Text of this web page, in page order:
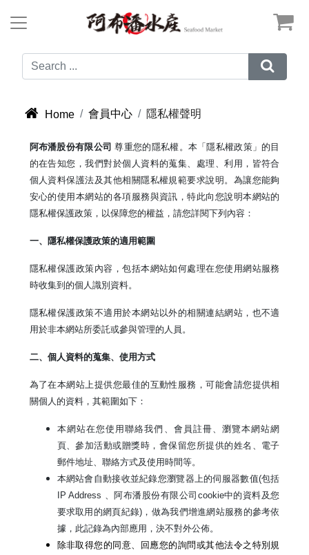


 Home 會員中心 隱私權聲明
阿布潘股份有限公司 尊重您的隱私權。本「隱私權政策」的目
的在告知您，我們對於個人資料的蒐集、處理、利用，皆符合
個人資料保護法及其他相關隱私權規範要求說明。為讓您能夠
安心的使用本網站的各項服務與資訊，特此向您說明本網站的
隱私權保護政策，以保障您的權益，請您詳閱下列內容：
一、隱私權保護政策的適用範圍
隱私權保護政策內容，包括本網站如何處理在您使用網站服務
時收集到的個人識別資料。
隱私權保護政策不適用於本網站以外的相關連結網站，也不適
用於非本網站所委託或參與管理的人員。
二、個人資料的蒐集、使用方式
為了在本網站上提供您最佳的互動性服務，可能會請您提供相
關個人的資料，其範圍如下：
本網站在您使用聯絡我們、會員註冊、瀏覽本網站網
頁、參加活動或贈獎時， 會保留您所提供的姓名、電子
郵件地址、聯絡方式及使用時間等。
本網站會自動接收並紀錄您瀏覽器上的伺服器數值(包括
IP Address
、阿布潘股份有限公司 cookie中的資料及您
要求取用的網頁紀錄) ， 做為我們增進網站服務的參考依
據，此記錄為內部應用，決不對外公佈。
除非取得您的同意、回應您的詢問或其他法令之特別規